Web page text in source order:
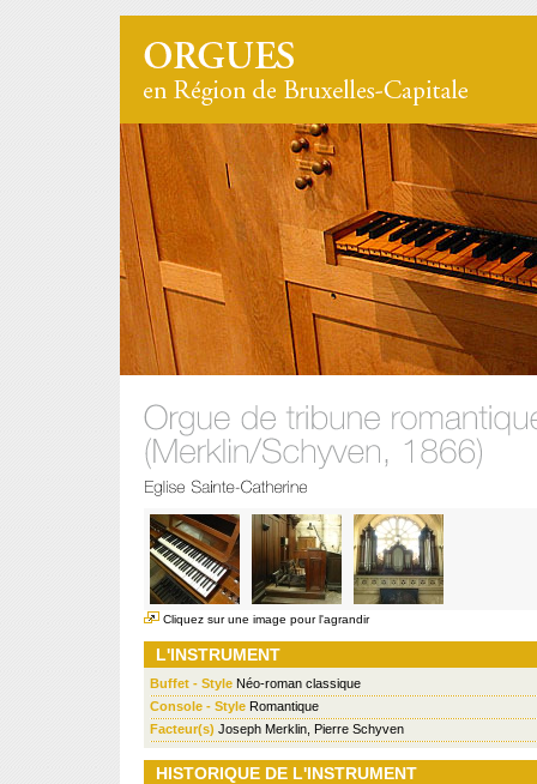
Cliquez sur une image pour l'agrandir
L'INSTRUMENT
Buffet - Style Néo-roman classique
Console - Style Romantique
Facteur(s) Joseph Merklin, Pierre Schyven
HISTORIQUE DE L'INSTRUMENT